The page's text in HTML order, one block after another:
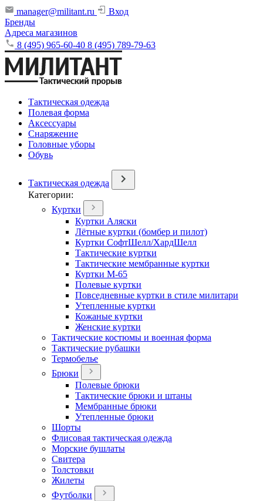
manager@militant.ru
Вход
Бренды
Адреса магазинов
8 (495) 965-60-40 8 (495) 789-79-63
Тактическая одежда
Полевая форма
Аксессуары
Снаряжение
Головные уборы
Обувь
Тактическая одежда
Категории:
Куртки
Куртки Аляски
Лётные куртки (бомбер и пилот)
Куртки СофтШелл/ХардШелл
Тактические куртки
Тактические мембранные куртки
Куртки М-65
Полевые куртки
Повседневные куртки в стиле милитари
Утепленные куртки
Кожаные куртки
Женские куртки
Тактические костюмы и военная форма
Тактические рубашки
Термобелье
Брюки
Полевые брюки
Тактические брюки и штаны
Мембранные брюки
Утепленные брюки
Шорты
Флисовая тактическая одежда
Морские бушлаты
Свитера
Толстовки
Жилеты
Футболки